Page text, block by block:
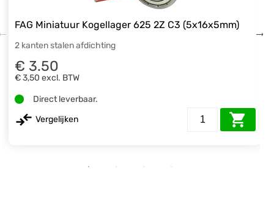
FAG Miniatuur Kogellager 625 2Z C3 (5x16x5mm)
2 kanten stalen afdichting
€ 3.50
€ 3,50 excl. BTW
Direct leverbaar.
Vergelijken